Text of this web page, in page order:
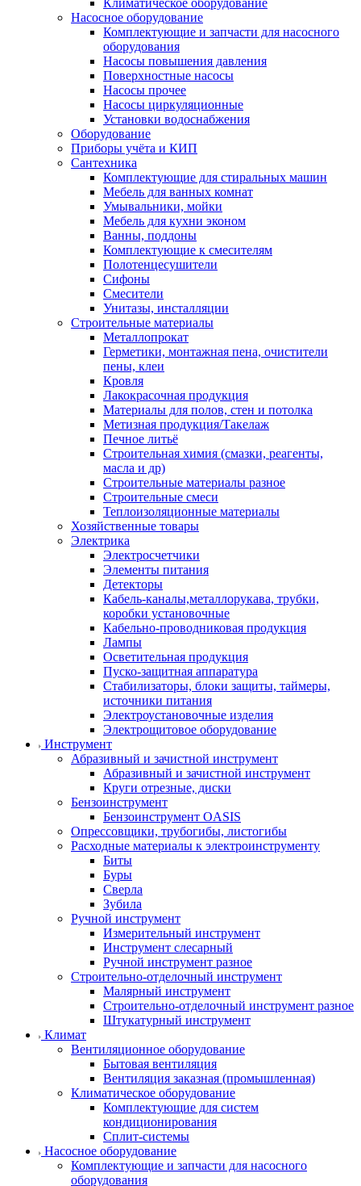
Климатическое оборудование
Насосное оборудование
Комплектующие и запчасти для насосного
оборудования
Насосы повышения давления
Поверхностные насосы
Насосы прочее
Насосы циркуляционные
Установки водоснабжения
Оборудование
Приборы учёта и КИП
Сантехника
Комплектующие для стиральных машин
Мебель для ванных комнат
Умывальники, мойки
Мебель для кухни эконом
Ванны, поддоны
Комплектующие к смесителям
Полотенцесушители
Сифоны
Смесители
Унитазы, инсталляции
Строительные материалы
Металлопрокат
Герметики, монтажная пена, очистители
пены, клеи
Кровля
Лакокрасочная продукция
Материалы для полов, стен и потолка
Метизная продукция/Такелаж
Печное литьё
Строительная химия (смазки, реагенты,
масла и др)
Строительные материалы разное
Строительные смеси
Теплоизоляционные материалы
Хозяйственные товары
Электрика
Электросчетчики
Элементы питания
Детекторы
Кабель-каналы,металлорукава, трубки,
коробки установочные
Кабельно-проводниковая продукция
Лампы
Осветительная продукция
Пуско-защитная аппаратура
Стабилизаторы, блоки защиты, таймеры,
источники питания
Электроустановочные изделия
Электрощитовое оборудование
Инструмент
Абразивный и зачистной инструмент
Абразивный и зачистной инструмент
Круги отрезные, диски
Бензоинструмент
Бензоинструмент OASIS
Опрессовщики, трубогибы, листогибы
Расходные материалы к электроинструменту
Биты
Буры
Сверла
Зубила
Ручной инструмент
Измерительный инструмент
Инструмент слесарный
Ручной инструмент разное
Строительно-отделочный инструмент
Малярный инструмент
Строительно-отделочный инструмент разное
Штукатурный инструмент
Климат
Вентиляционное оборудование
Бытовая вентиляция
Вентиляция заказная (промышленная)
Климатическое оборудование
Комплектующие для систем
кондиционирования
Сплит-системы
Насосное оборудование
Комплектующие и запчасти для насосного
оборудования